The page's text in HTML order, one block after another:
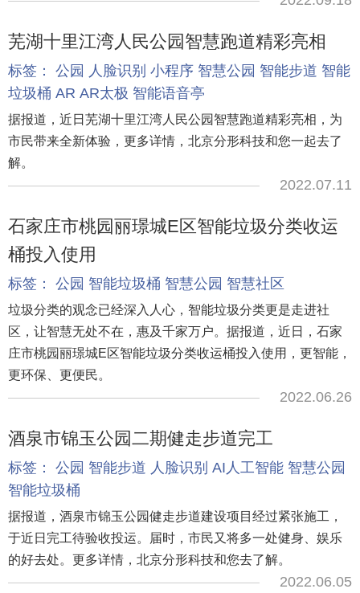
芜湖十里江湾人民公园智慧跑道精彩亮相
标签： 公园 人脸识别 小程序 智慧公园 智能步道 智能
垃圾桶 AR AR太极 智能语音亭
据报道，近日芜湖十里江湾人民公园智慧跑道精彩亮相，为
市民带来全新体验，更多详情，北京分形科技和您一起去了
解。
2022.07.11
石家庄市桃园丽璟城E区智能垃圾分类收运
桶投入使用
标签： 公园 智能垃圾桶 智慧公园 智慧社区
垃圾分类的观念已经深入人心，智能垃圾分类更是走进社
区，让智慧无处不在，惠及千家万户。据报道，近日，石家
庄市桃园丽璟城E区智能垃圾分类收运桶投入使用，更智能，
更环保、更便民。
2022.06.26
酒泉市锦玉公园二期健走步道完工
标签： 公园 智能步道 人脸识别 AI人工智能 智慧公园
智能垃圾桶
据报道，酒泉市锦玉公园健走步道建设项目经过紧张施工，
于近日完工待验收投运。届时，市民又将多一处健身、娱乐
的好去处。更多详情，北京分形科技和您去了解。
2022.06.05